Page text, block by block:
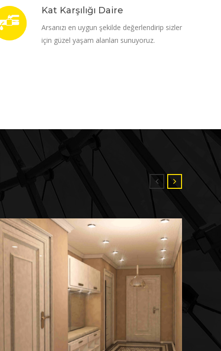
Kat Karşılığı Daire
Arsanızı en uygun şekilde değerlendirip sizler
için güzel yaşam alanları sunuyoruz.